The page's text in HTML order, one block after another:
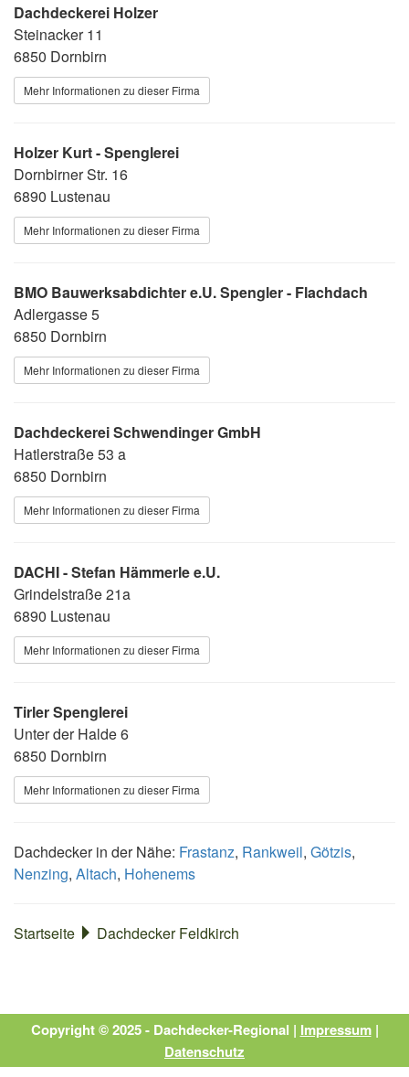
Dachdeckerei Holzer
Steinacker 11
6850 Dornbirn
Mehr Informationen zu dieser Firma
Holzer Kurt - Spenglerei
Dornbirner Str. 16
6890 Lustenau
Mehr Informationen zu dieser Firma
BMO Bauwerksabdichter e.U. Spengler - Flachdach
Adlergasse 5
6850 Dornbirn
Mehr Informationen zu dieser Firma
Dachdeckerei Schwendinger GmbH
Hatlerstraße 53 a
6850 Dornbirn
Mehr Informationen zu dieser Firma
DACHI - Stefan Hämmerle e.U.
Grindelstraße 21a
6890 Lustenau
Mehr Informationen zu dieser Firma
Tirler Spenglerei
Unter der Halde 6
6850 Dornbirn
Mehr Informationen zu dieser Firma
Dachdecker in der Nähe: Frastanz, Rankweil, Götzis,
Nenzing, Altach, Hohenems
Startseite Dachdecker Feldkirch
Copyright © 2025 - Dachdecker-Regional | Impressum|
Datenschutz